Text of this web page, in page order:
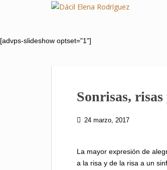
p[advps-slideshow optset="1"]
Sonrisas,
24 marzo, 2017
La mayor expresión de
a la risa y de la risa a un